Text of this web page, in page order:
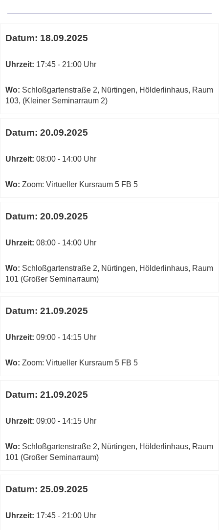
Maps
von
(EDV)
neuem
Fenster
zum
Kurs
Datum: 18.09.2025
Uhrzeit: 17:45 - 21:00 Uhr
Wo: Schloßgartenstraße 2, Nürtingen, Hölderlinhaus, Raum
103, (Kleiner Seminarraum 2)
Datum: 20.09.2025
Uhrzeit: 08:00 - 14:00 Uhr
Wo: Zoom: Virtueller Kursraum 5 FB 5
Datum: 20.09.2025
Uhrzeit: 08:00 - 14:00 Uhr
Wo: Schloßgartenstraße 2, Nürtingen, Hölderlinhaus, Raum
101 (Großer Seminarraum)
Datum: 21.09.2025
Uhrzeit: 09:00 - 14:15 Uhr
Wo: Zoom: Virtueller Kursraum 5 FB 5
Datum: 21.09.2025
Uhrzeit: 09:00 - 14:15 Uhr
Wo: Schloßgartenstraße 2, Nürtingen, Hölderlinhaus, Raum
101 (Großer Seminarraum)
Datum: 25.09.2025
Uhrzeit: 17:45 - 21:00 Uhr